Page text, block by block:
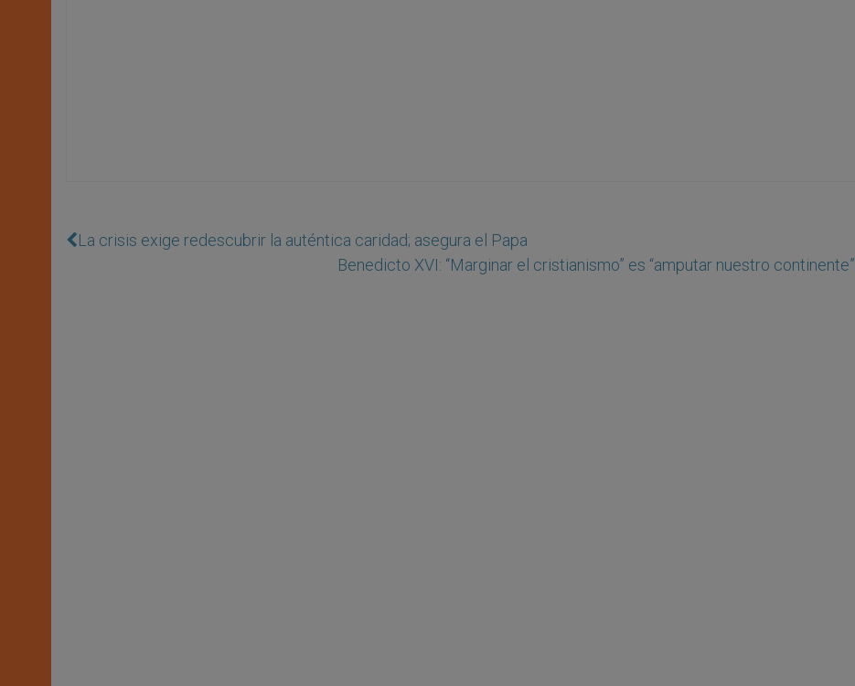
La crisis exige redescubrir la auténtica caridad; asegura el Papa
Benedicto XVI: “Marginar el cristianismo” es “amputar nuestro continente”